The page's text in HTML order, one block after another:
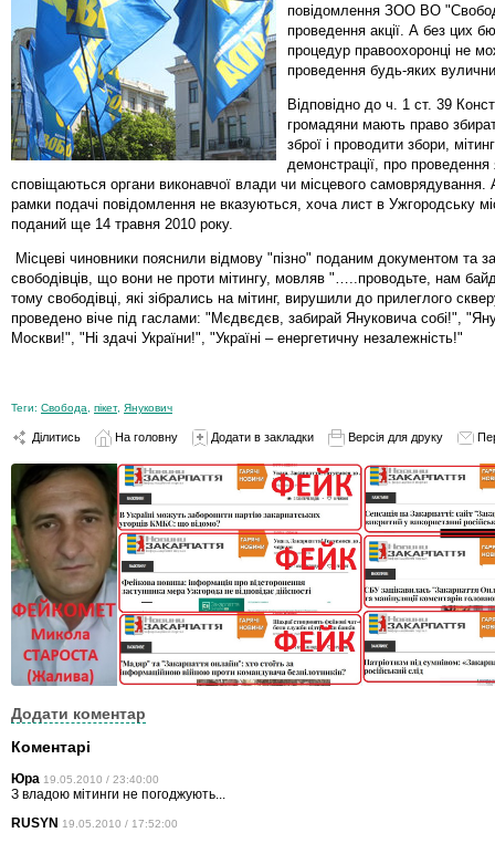
повідомлення ЗОО ВО
проведення акції. А без цих
процедур правоохоронці не
проведення будь-яких
Відповідно до ч. 1 ст. 39
громадяни мають право
зброї і проводити збори,
демонстрації, про проведення
сповіщаються органи виконавчої влади чи місцевого самоврядування.
рамки подачі повідомлення не вказуються, хоча лист в Ужгородську
поданий ще 14 травня 2010 року.
Місцеві чиновники пояснили відмову "пізно" поданим документом та
свободівців, що вони не проти мітингу, мовляв "…..проводьте, нам
тому свободівці, які зібрались на мітинг, вирушили до прилеглого
проведено віче під гаслами: "Мєдвєдєв, забирай Януковича собі!",
Москви!", "Ні здачі України!", "Україні – енергетичну незалежність!"
Теги: Свобода пікет, Янукович
Ділитись На головну Додати в закладки Версія для друку
Додати коментар
Коментарі
Юра 19.05.2010 / 23:40:00
З владою мітинги не погоджують...
RUSYN 19.05.2010 / 17:52:00